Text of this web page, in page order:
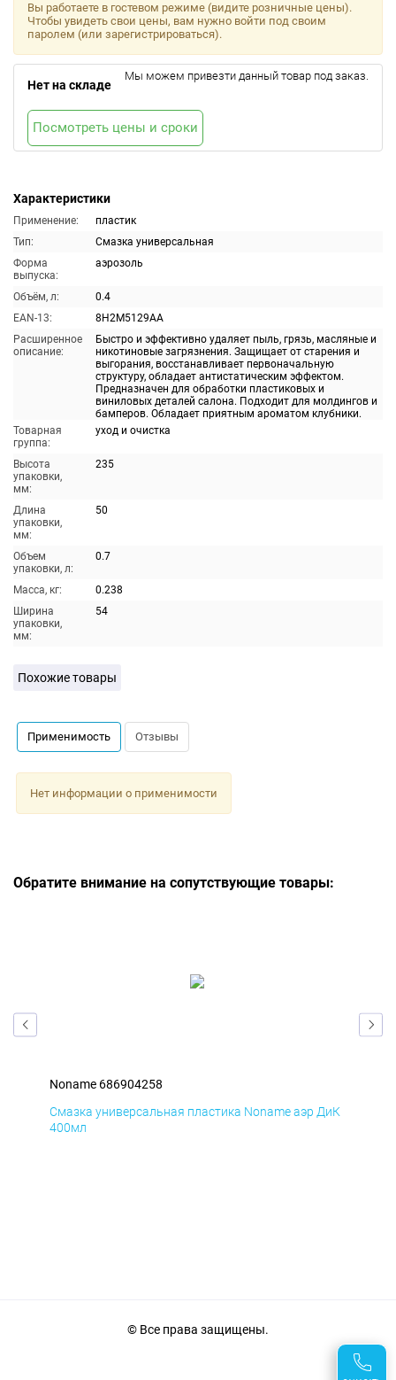
Характеристики
Применение:
пластик
Тип:
Смазка универсальная
Форма
выпуска:
аэрозоль
Объём, л:
0.4
EAN-13:
8H2M5129AA
Расширенное
описание:
Быстро и эффективно удаляет пыль, грязь, масляные и
никотиновые загрязнения. Защищает от старения и
выгорания, восстанавливает первоначальную
структуру, обладает антистатическим эффектом.
Предназначен для обработки пластиковых и
виниловых деталей салона. Подходит для молдингов и
бамперов. Обладает приятным ароматом клубники.
Товарная
группа:
уход и очистка
Высота
упаковки,
мм:
235
Длина
упаковки,
мм:
50
Объем
упаковки, л:
0.7
Масса, кг:
0.238
Ширина
упаковки,
мм:
54
Вы работаете в гостевом режиме (видите розничные цены).
Чтобы увидеть свои цены, вам нужно войти под своим
паролем (или зарегистрироваться).
Нет на складе
Мы можем привезти данный товар под заказ.
Посмотреть цены и сроки
Похожие товары
Применимость Отзывы
Нет информации о применимости
Обратите внимание на сопутствующие товары:
Noname 686904258
Смазка универсальная пластика Noname аэр ДиК
400мл
© Все права защищены.